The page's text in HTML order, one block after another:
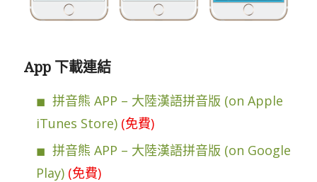
App 下載連結
拼音熊 APP – 大陸漢語拼音版 (on Apple
iTunes Store) (免費)
拼音熊 APP – 大陸漢語拼音版 (on Google
Play) (免費)